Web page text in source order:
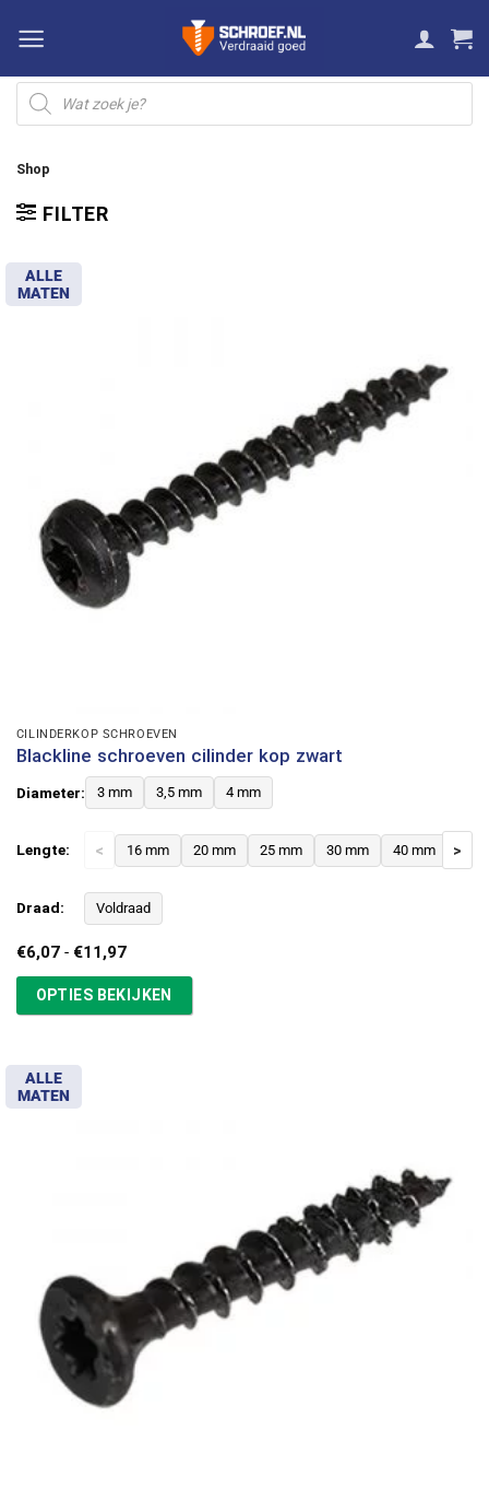
naar
inhoud
Producten
zoeken
Shop
FILTER
ALLE
MATEN
CILINDERKOP SCHROEVEN
Blackline schroeven cilinder kop zwart
Diameter: 3 mm 3,5 mm 4 mm
Lengte: < 16 mm 20 mm 25 mm 30 mm 40 mm >
Draad: Voldraad
€6,07 - €11,97Prijsklasse:
€11,97
OPTIES BEKIJKEN
ALLE
MATEN